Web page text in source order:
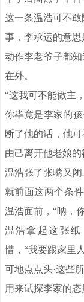
这一条温浩可不
事，李承运的意
动作李老爷子都
在外。
“这我可不能做主
你毕竟是李家的
断了他的话，他
由己离开他老娘的
温浩张了张嘴又闭
就前面这两个条
温浩面前，“呐，
温浩拿起这张
惜，“我要跟家里
可地点点头·这些
用来试探李家的